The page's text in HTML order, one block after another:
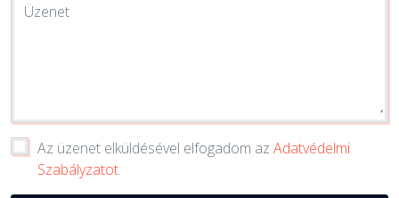
Üzenet
Az üzenet elküldésével elfogadom az Adatvédelmi
Szabályzatot.